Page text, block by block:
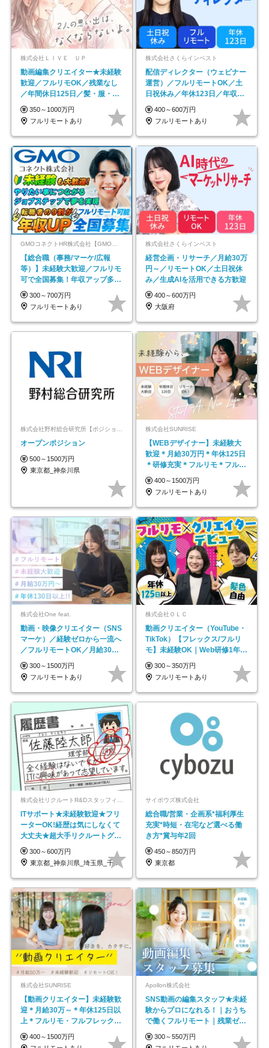
株式会社ＬＩＶＥ ＵＰ
動画編集クリエイター★未経験
歓迎／フルリモOK／残業なし
／年間休日125日／髪・服・ネ
イル自由／研修充実で安心
350～1000万円
フルリモートあり
株式会社さくらインベスト
配信ディレクター（ウェビナー
運営）／フルリモートOK／土
日祝休み／年休123日／年収
600万円可
400～600万円
フルリモートあり
GMOコネクトHR株式会社【GMOインターネットグループ】
【総合職（事務/マーケ/広報
等）】未経験大歓迎／フルリモ
可で全国募集！年収アップ多数
★年休最大130日★
300～700万円
フルリモートあり
株式会社さくらインベスト
経営企画・リサーチ／月給30万
円～／リモートOK／土日祝休
み／生成AIを活用できる方歓迎
400～600万円
大阪府
オープンポジション
500～1500万円
東京都_神奈川県
株式会社SUNRISE
【WEBデザイナー】未経験大
歓迎＊月給30万円＊年休125日
＊研修充実＊フルリモ＊フルフ
レックス＊
400～1500万円
フルリモートあり
株式会社One feat.
動画・映像クリエイター（SNS
マーケ）／経験ゼロから一流へ
／フルリモートOK／月給30万
円～／年休130日以上
300～1500万円
フルリモートあり
株式会社ＯＬＣ
動画クリエイター（YouTube・
TikTok）【フレックス/フルリ
モ】未経験OK｜Web研修1年間
｜副業OK
300～350万円
フルリモートあり
ITサポート★未経験歓迎★フリ
ーターOK!経歴は気にしなくて
大丈夫★超大手リクルートグル
ープの正社員/sg
300～600万円
東京都_神奈川県_埼玉県_千葉県_大阪府…
サイボウズ株式会社
総合職/営業・企画系*福利厚生
充実*時短・在宅など選べる働
き方*賞与年2回
450～850万円
東京都
株式会社SUNRISE
【動画クリエイター】未経験歓
迎＊月給30万～＊年休125日以
上＊フルリモ・フルフレックス
◆10名の採用が決定◆
400～1500万円
Apollon株式会社
SNS動画の編集スタッフ★未経
験からプロになれる！｜おうち
で働くフルリモート｜残業ゼロ
で18時退勤◎
300～550万円